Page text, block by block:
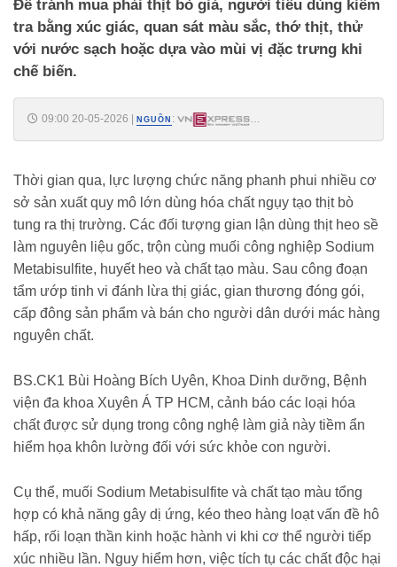
Để tránh mua phải thịt bò giả, người tiêu dùng kiểm
tra bằng xúc giác, quan sát màu sắc, thớ thịt, thử
với nước sạch hoặc dựa vào mùi vị đặc trưng khi
chế biến.
09:00 20-05-2026 NGUỒN :
Thời gian qua, lực lượng chức năng phanh phui nhiều cơ
sở sản xuất quy mô lớn dùng hóa chất ngụy tạo thịt bò
tung ra thị trường. Các đối tượng gian lận dùng thịt heo sề
làm nguyên liệu gốc, trộn cùng muối công nghiệp Sodium
Metabisulfite, huyết heo và chất tạo màu. Sau công đoạn
tẩm ướp tinh vi đánh lừa thị giác, gian thương đóng gói,
cấp đông sản phẩm và bán cho người dân dưới mác hàng
nguyên chất.
BS.CK1 Bùi Hoàng Bích Uyên, Khoa Dinh dưỡng, Bệnh
viện đa khoa Xuyên Á TP HCM, cảnh báo các loại hóa
chất được sử dụng trong công nghệ làm giả này tiềm ẩn
hiểm họa khôn lường đối với sức khỏe con người.
Cụ thể, muối Sodium Metabisulfite và chất tạo màu tổng
hợp có khả năng gây dị ứng, kéo theo hàng loạt vấn đề hô
hấp, rối loạn thần kinh hoặc hành vi khi cơ thể người tiếp
xúc nhiều lần. Nguy hiểm hơn, việc tích tụ các chất độc hại